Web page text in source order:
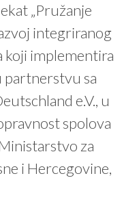
„Pružanje
integriranog
koji implementira
partnerstvu sa
e.V., u
spolova
za
i Hercegovine,